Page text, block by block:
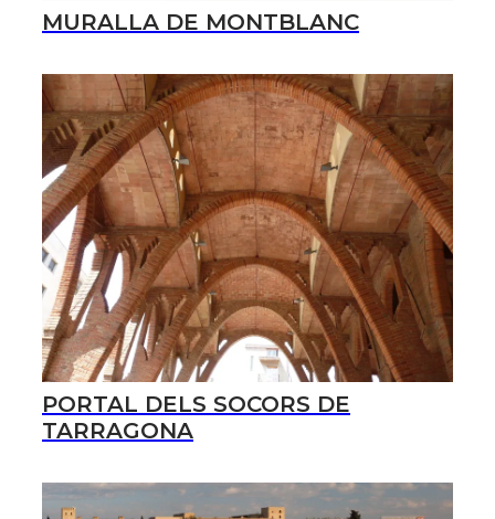
MURALLA DE MONTBLANC
PORTAL DELS SOCORS DE
TARRAGONA